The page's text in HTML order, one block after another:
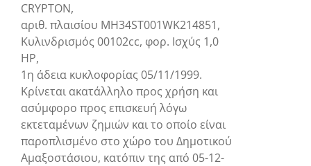
CRYPTON,
αριθ. πλαισίου ΜΗ34ST001WK214851,
Κυλινδρισμός 00102cc, φορ. Ισχύς 1,0
HP,
1η άδεια κυκλοφορίας 05/11/1999.
Κρίνεται ακατάλληλο προς χρήση και
ασύμφορο προς επισκευή λόγω
εκτεταμένων ζημιών και το οποίο είναι
παροπλισμένο στο χώρο του Δημοτικού
Αμαξοστάσιου, κατόπιν της από 05-12-